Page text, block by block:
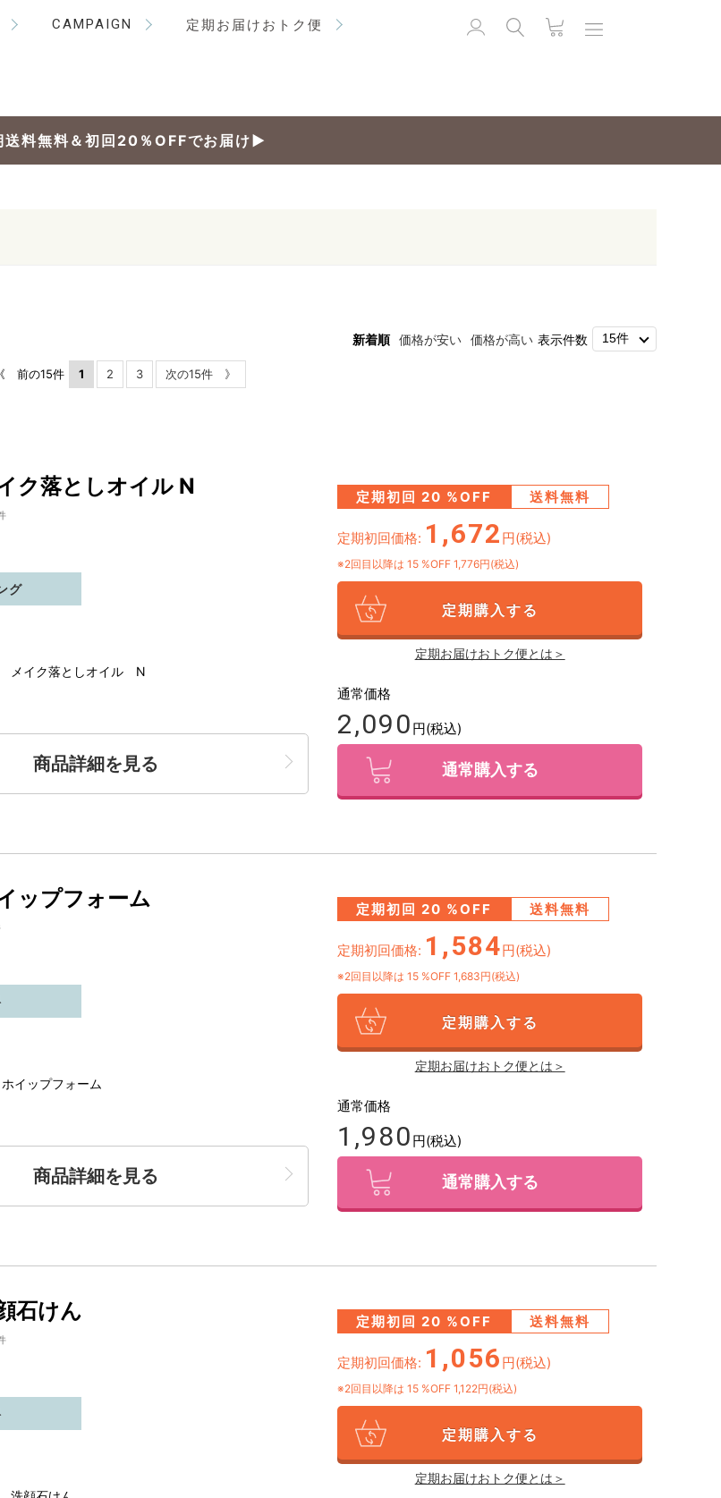
CAMPAIGN 定期お届けおトク便
送料無料＆初回20％OFFでお届け▶
新着順 価格が安い 価格が高い 表示件数
《 前の15件 1 2 3 次の15件 》
ク落としオイル N
イク落としオイル N
グ
商品詳細を見る
定期初回 20 %OFF 送料無料
定期初回価格: 1,672 円(税込)
※2回目以降は 15 %OFF 1,776円(税込)
定期購入する
定期お届けおトク便とは＞
通常価格
2,090 円(税込)
通常購入する
ップフォーム
イップフォーム
商品詳細を見る
定期初回 20 %OFF 送料無料
定期初回価格: 1,584円(税込)
※2回目以降は 15 %OFF 1,683円(税込)
定期購入する
定期お届けおトク便とは＞
通常価格
1,980 円(税込)
通常購入する
石けん 定期初回 20 %OFF 送料無料
定期初回価格: 1,056 円(税込)
※2回目以降は 15 %OFF 1,122円(税込)
定期購入する
定期お届けおトク便とは＞